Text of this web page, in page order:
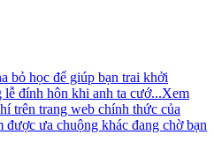
bỏ học để giúp bạn trai khởi
đính hôn khi anh ta cướ...Xem
trên trang web chính thức của
ưa chuộng khác đang chờ bạn